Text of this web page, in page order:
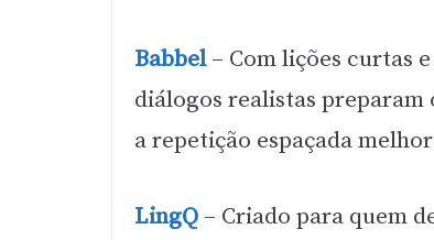
Babbel – Com lições curtas
diálogos realistas preparam
a repetição espaçada
LingQ – Criado para quem